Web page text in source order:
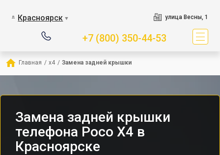
Красноярск ▼ улица Весны, 1
+7 (800) 350-44-53
Главная / x4 / Замена задней крышки
Замена задней крышки
телефона Poco X4 в
Красноярске